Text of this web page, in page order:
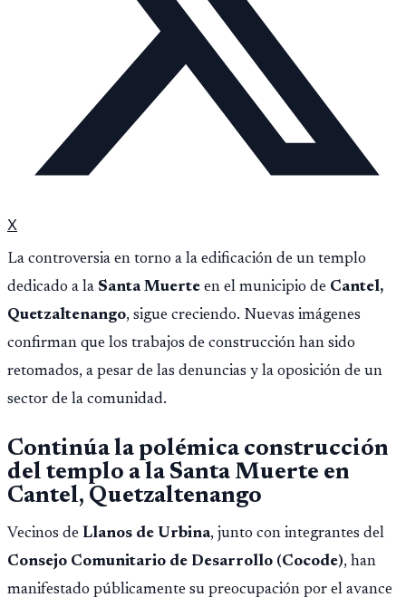
X
La controversia en torno a la edificación de un templo
dedicado a la Santa Muerte en el municipio de Cantel,
Quetzaltenango, sigue creciendo. Nuevas imágenes
confirman que los trabajos de construcción han sido
retomados, a pesar de las denuncias y la oposición de un
sector de la comunidad.
Continúa la polémica construcción
del templo a la Santa Muerte en
Cantel, Quetzaltenango
Vecinos de Llanos de Urbina, junto con integrantes del
Consejo Comunitario de Desarrollo (Cocode), han
manifestado públicamente su preocupación por el avance